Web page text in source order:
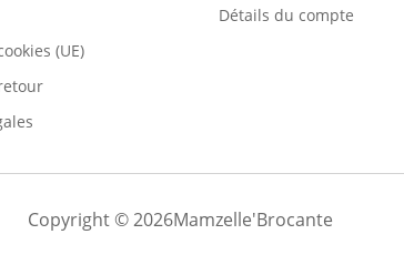
(UE)
Détails du compte
Copyright © 2026Mamzelle'Brocante